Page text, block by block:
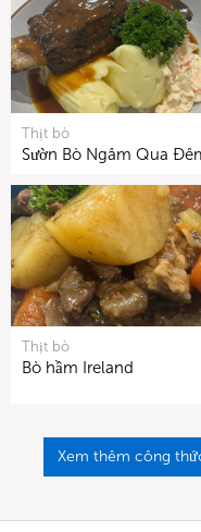
Thịt bò
Sườn Bò Ngâm Qua
Thịt bò
Bò hầm Ireland
Xem thêm công